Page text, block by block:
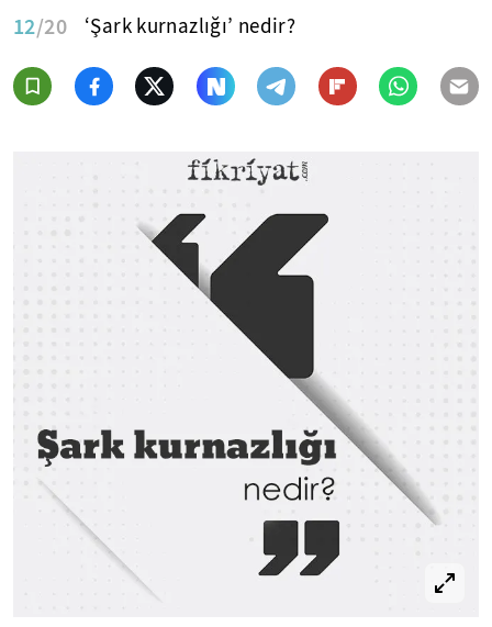
12/20 ‘Şark kurnazlığı’ nedir?